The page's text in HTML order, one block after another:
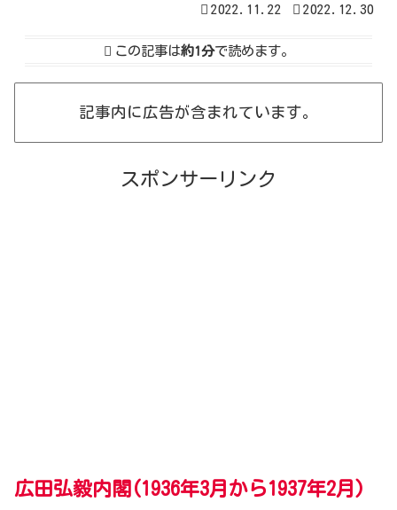
2022.11.22 2022.12.30
この記事は約1分で読めます。
記事内に広告が含まれています。
スポンサーリンク
広田弘毅内閣(1936年3月から1937年2月)